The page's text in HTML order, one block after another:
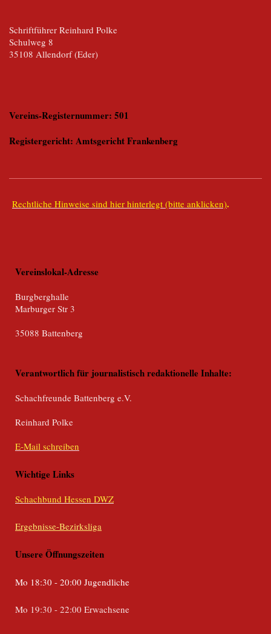
Schriftführer Reinhard Polke
Schulweg 8
35108 Allendorf (Eder)
Vereins-Registernummer: 501
Registergericht: Amtsgericht Frankenberg
Rechtliche Hinweise sind hier hinterlegt (bitte anklicken).
Vereinslokal-Adresse
Burgberghalle
Marburger Str 3
35088 Battenberg
Verantwortlich für journalistisch redaktionelle Inhalte:
Schachfreunde Battenberg e.V.
Reinhard Polke
E-Mail schreiben
Wichtige Links
Schachbund Hessen DWZ
Ergebnisse-Bezirksliga
Unsere Öffnungszeiten
Mo 18:30 - 20:00 Jugendliche
Mo 19:30 - 22:00 Erwachsene